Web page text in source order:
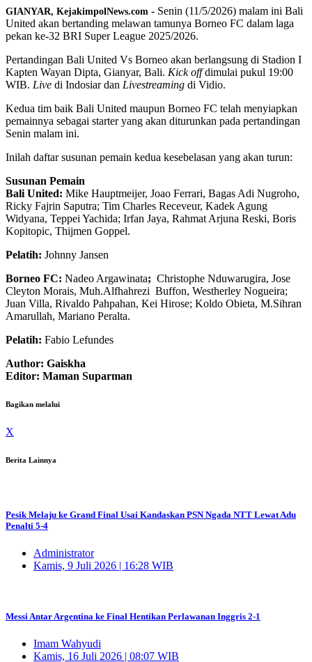
GIANYAR, KejakimpolNews.com - Senin (11/5/2026) malam ini Bali
United akan bertanding melawan tamunya Borneo FC dalam laga
pekan ke-32 BRI Super League 2025/2026.
Pertandingan Bali United Vs Borneo akan berlangsung di Stadion I
Kapten Wayan Dipta, Gianyar, Bali. Kick offdimulai pukul 19:00
WIB. Live di Indosiar dan Livestreaming di Vidio.
Kedua tim baik Bali United maupun Borneo FC telah menyiapkan
pemainnya sebagai starter yang akan diturunkan pada pertandingan
Senin malam ini.
Inilah daftar susunan pemain kedua kesebelasan yang akan turun:
Susunan Pemain
Bali United: Mike Hauptmeijer, Joao Ferrari, Bagas Adi Nugroho,
Ricky Fajrin Saputra; Tim Charles Receveur, Kadek Agung
Widyana, Teppei Yachida; Irfan Jaya, Rahmat Arjuna Reski, Boris
Kopitopic, Thijmen Goppel.
Pelatih: Johnny Jansen
Borneo FC: Nadeo Argawinata; Christophe Nduwarugira, Jose
Cleyton Morais, Muh.Alfhahrezi Buffon, Westherley Nogueira;
Juan Villa, Rivaldo Pahpahan, Kei Hirose; Koldo Obieta, M.Sihran
Amarullah, Mariano Peralta.
Pelatih: Fabio Lefundes
Author: Gaiskha
Editor: Maman Suparman
Bagikan melalui
X
Berita Lainnya
Pesik Melaju ke Grand Final Usai Kandaskan PSN Ngada NTT Lewat Adu
Penalti 5-4
Administrator
Kamis, 9 Juli 2026 | 16:28 WIB
Messi Antar Argentina ke Final Hentikan Perlawanan Inggris 2-1
Imam Wahyudi
Kamis, 16 Juli 2026 | 08:07 WIB